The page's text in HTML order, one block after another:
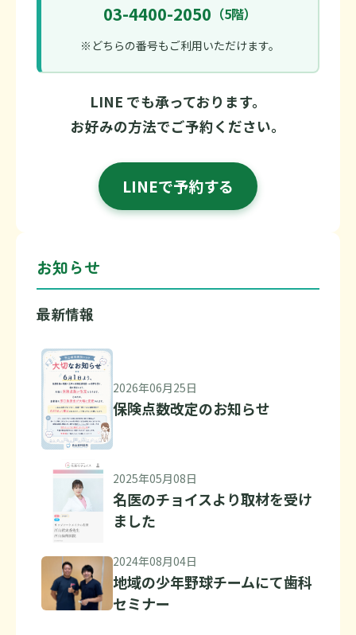
03-4400-2050 （5階）
※どちらの番号もご利用いただけます。
LINE でも承っております。
お好みの方法でご予約ください。
LINEで予約する
お知らせ
最新情報
2026年06月25日
保険点数改定のお知らせ
2025年05月08日
名医のチョイスより取材を受け
ました
2024年08月04日
地域の少年野球チームにて歯科
セミナー